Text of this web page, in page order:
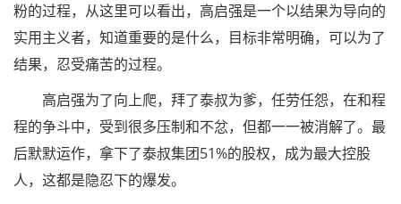
粉的过程，从这里可以看出，高启强是一个以结果为导向的
实用主义者，知道重要的是什么，目标非常明确，可以为了
结果，忍受痛苦的过程。
高启强为了向上爬，拜了泰叔为爹，任劳任怨，在和程
程的争斗中，受到很多压制和不忿，但都一一被消解了。最
后默默运作，拿下了泰叔集团51%的股权，成为最大控股
人，这都是隐忍下的爆发。